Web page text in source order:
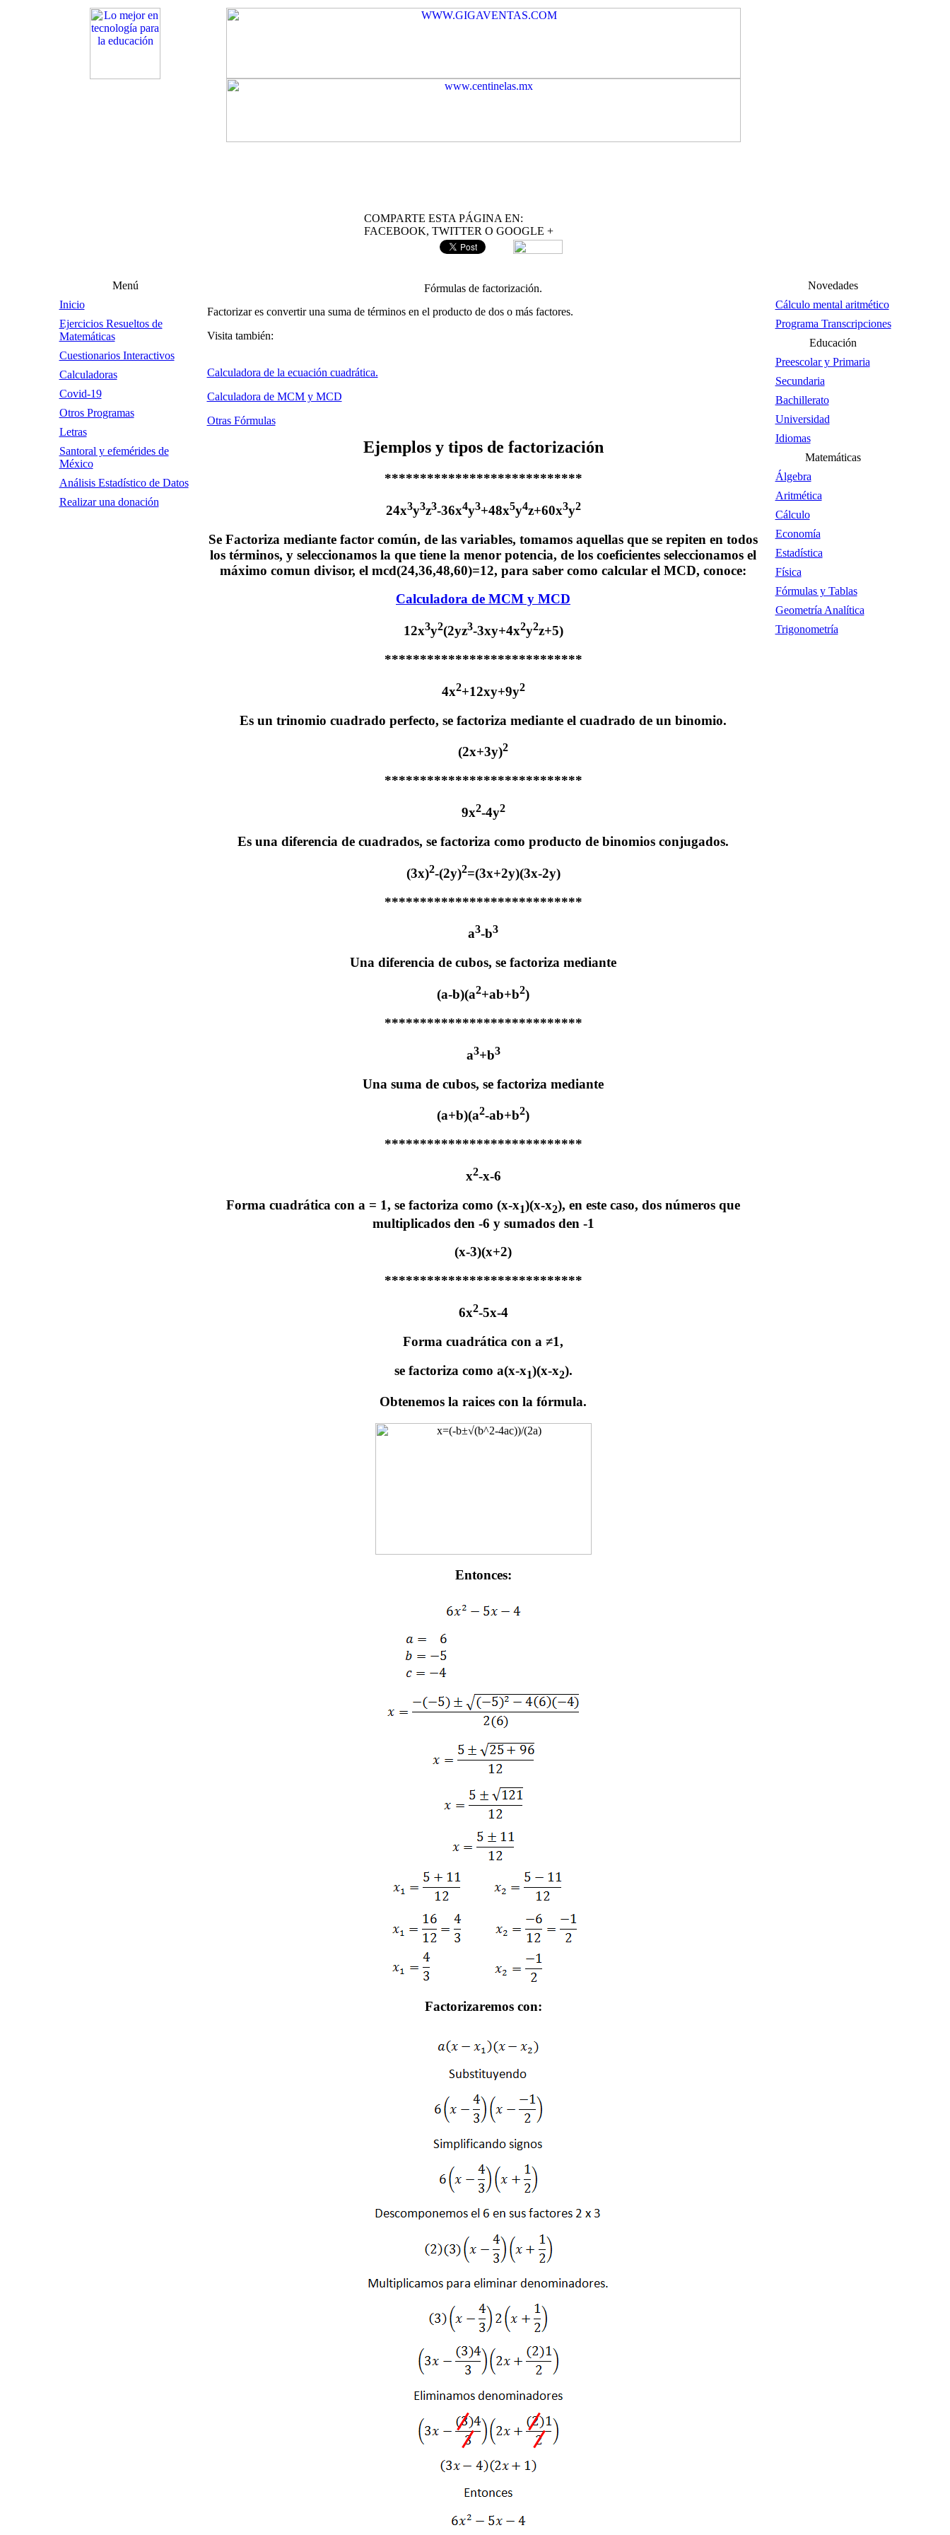
COMPARTE ESTA PÁGINA EN:
FACEBOOK, TWITTER O GOOGLE +
Menú
Inicio
Ejercicios Resueltos de
Matemáticas
Cuestionarios Interactivos
Calculadoras
Covid-19
Otros Programas
Letras
Santoral y efemérides de
México
Análisis Estadístico de Datos
Realizar una donación
Fórmulas de factorización.
Factorizar es convertir una suma de términos en el producto de dos o más factores.
Visita también:
Calculadora de la ecuación cuadrática.
Calculadora de MCM y MCD
Otras Fórmulas
Ejemplos y tipos de factorización
****************************
24x3y3z3-36x4y3+48x5y4z+60x3y2
Se Factoriza mediante factor común, de las variables, tomamos aquellas que se repiten en todos
los términos, y seleccionamos la que tiene la menor potencia, de los coeficientes seleccionamos el
máximo comun divisor, el mcd(24,36,48,60)=12, para saber como calcular el MCD, conoce:
Calculadora de MCM y MCD
12x3y2(2yz3-3xy+4x2y2z+5)
****************************
4x2+12xy+9y2
Es un trinomio cuadrado perfecto, se factoriza mediante el cuadrado de un binomio.
(2x+3y)2
****************************
9x2-4y2
Es una diferencia de cuadrados, se factoriza como producto de binomios conjugados.
(3x)2-(2y)2=(3x+2y)(3x-2y)
****************************
a3-b3
Una diferencia de cubos, se factoriza mediante
(a-b)(a2+ab+b2)
****************************
a3+b3
Una suma de cubos, se factoriza mediante
(a+b)(a2-ab+b2)
****************************
x2-x-6
Forma cuadrática con a = 1, se factoriza como (x-x1)(x-x2), en este caso, dos números que
multiplicados den -6 y sumados den -1
(x-3)(x+2)
****************************
6x2-5x-4
Forma cuadrática con a ≠1,
se factoriza como a(x-x1)(x-x2).
Obtenemos la raices con la fórmula.
Entonces:
Factorizaremos con:
Novedades
Cálculo mental aritmético
Programa Transcripciones
Educación
Preescolar y Primaria
Secundaria
Bachillerato
Universidad
Idiomas
Matemáticas
Álgebra
Aritmética
Cálculo
Economía
Estadística
Física
Fórmulas y Tablas
Geometría Analítica
Trigonometría